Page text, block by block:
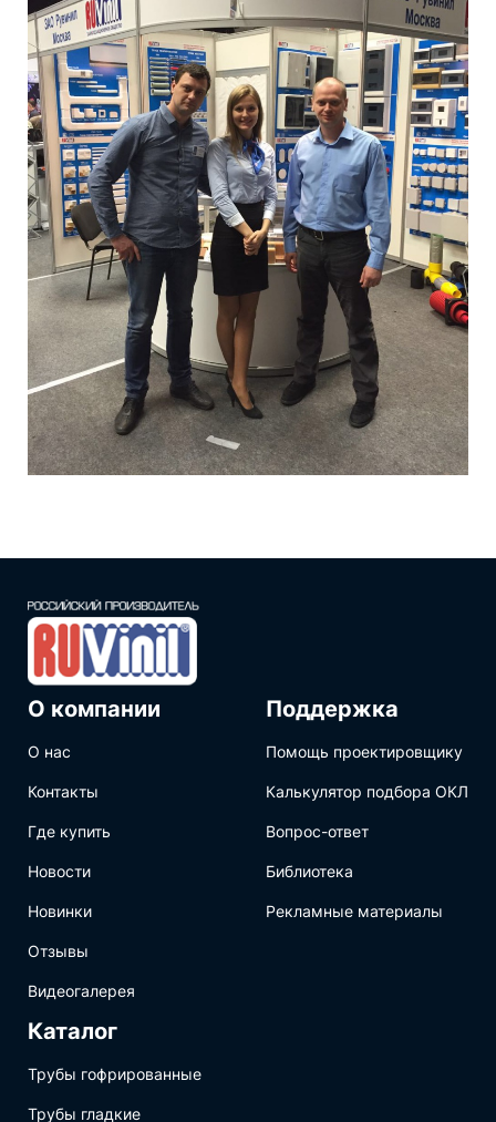
О компании
О нас
Контакты
Где купить
Новости
Новинки
Отзывы
Видеогалерея
Поддержка
Помощь проектировщику
Калькулятор подбора ОКЛ
Вопрос-ответ
Библиотека
Рекламные материалы
Каталог
Трубы гофрированные
Трубы гладкие